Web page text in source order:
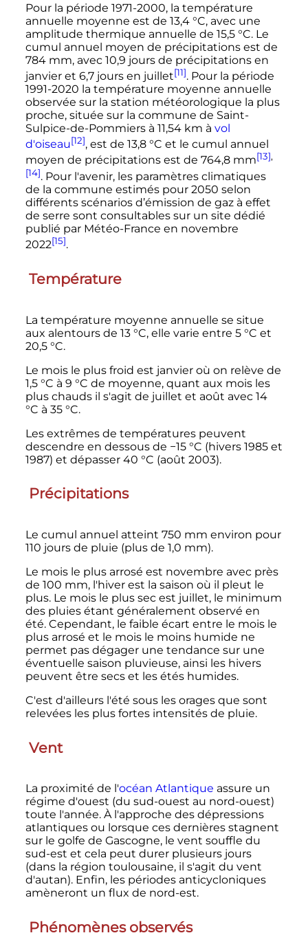
Pour la période 1971-2000, la température
annuelle moyenne est de 13,4 °C, avec une
amplitude thermique annuelle de 15,5 °C. Le
cumul annuel moyen de précipitations est de
784 mm, avec 10,9 joursde précipitations en
janvier et 6,7 joursen juillet[11]. Pour la période
1991-2020 la température moyenne annuelle
observée sur la station météorologique la plus
proche, située sur la commune de Saint-
Sulpice-de-Pommiers à 11,54 km à vol
d'oiseau[12], est de 13,8 °C et le cumul annuel
moyen de précipitations est de 764,8 mm[13],
[14]. Pour l'avenir, les paramètres climatiques
de la commune estimés pour 2050 selon
différents scénarios d’émission de gaz à effet
de serre sont consultables sur un site dédié
publié par Météo-France en novembre
2022[15].
Température
La température moyenne annuelle se situe
aux alentours de 13 °C, elle varie entre 5 °C et
20,5 °C.
Le mois le plus froid est janvier où on relève de
1,5 °C à 9 °C de moyenne, quant aux mois les
plus chauds il s'agit de juillet et août avec 14
°C à 35 °C.
Les extrêmes de températures peuvent
descendre en dessous de −15 °C (hivers 1985 et
1987) et dépasser 40 °C (août 2003).
Précipitations
Le cumul annuel atteint 750 mm environ pour
110 jours de pluie (plus de 1,0 mm).
Le mois le plus arrosé est novembre avec près
de 100 mm, l'hiver est la saison où il pleut le
plus. Le mois le plus sec est juillet, le minimum
des pluies étant généralement observé en
été. Cependant, le faible écart entre le mois le
plus arrosé et le mois le moins humide ne
permet pas dégager une tendance sur une
éventuelle saison pluvieuse, ainsi les hivers
peuvent être secs et les étés humides.
C'est d'ailleurs l'été sous les orages que sont
relevées les plus fortes intensités de pluie.
Vent
La proximité de l'océan Atlantique assure un
régime d'ouest (du sud-ouest au nord-ouest)
toute l'année. À l'approche des dépressions
atlantiques ou lorsque ces dernières stagnent
sur le golfe de Gascogne, le vent souffle du
sud-est et cela peut durer plusieurs jours
(dans la région toulousaine, il s'agit du vent
d'autan). Enfin, les périodes anticycloniques
amèneront un flux de nord-est.
Phénomènes observés